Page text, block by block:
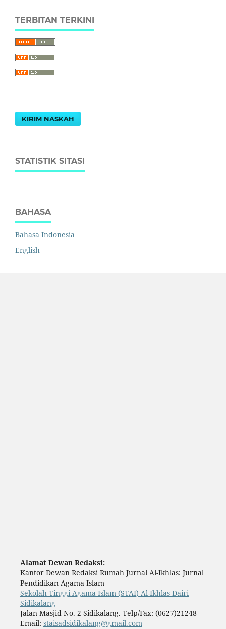
TERBITAN TERKINI
KIRIM NASKAH
STATISTIK SITASI
BAHASA
Bahasa Indonesia
English
Alamat Dewan Redaksi:
Kantor Dewan Redaksi Rumah Jurnal Al-Ikhlas: Jurnal
Pendidikan Agama Islam
Sekolah Tinggi Agama Islam (STAI) Al-Ikhlas Dairi
Sidikalang
Jalan Masjid No. 2 Sidikalang. Telp/Fax: (0627)21248
Email: staisadsidikalang@gmail.com